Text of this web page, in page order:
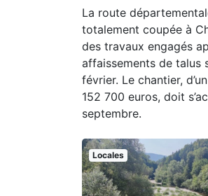
La route
totalement coupée à
des travaux engagés
affaissements de talus
février. Le chantier,
152 700 euros, doit
septembre.
Locales